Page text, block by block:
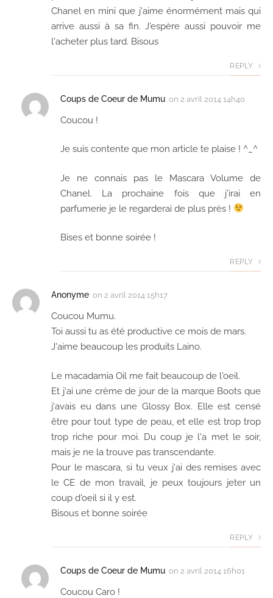
Chanel en mini que j'aime énormément mais qui
arrive aussi à sa fin. J'espère aussi pouvoir me
l'acheter plus tard. Bisous
REPLY
Coups de Coeur de Mumu on 2 avril 2014 14h40
Coucou !
Je suis contente que mon article te plaise ! ^_^
Je ne connais pas le Mascara Volume de
Chanel. La prochaine fois que j'irai en
parfumerie je le regarderai de plus près !
Bises et bonne soirée !
REPLY
Anonyme on 2 avril 2014 15h17
Coucou Mumu.
Toi aussi tu as été productive ce mois de mars.
J'aime beaucoup les produits Laino.
Le macadamia Oil me fait beaucoup de l'oeil.
Et j'ai une crème de jour de la marque Boots que
j'avais eu dans une Glossy Box. Elle est censé
être pour tout type de peau, et elle est trop trop
trop riche pour moi. Du coup je l'a met le soir,
mais je ne la trouve pas transcendante.
Pour le mascara, si tu veux j'ai des remises avec
le CE de mon travail, je peux toujours jeter un
coup d'oeil si il y est.
Bisous et bonne soirée
REPLY
Coups de Coeur de Mumu on 2 avril 2014 16h01
Coucou Caro !